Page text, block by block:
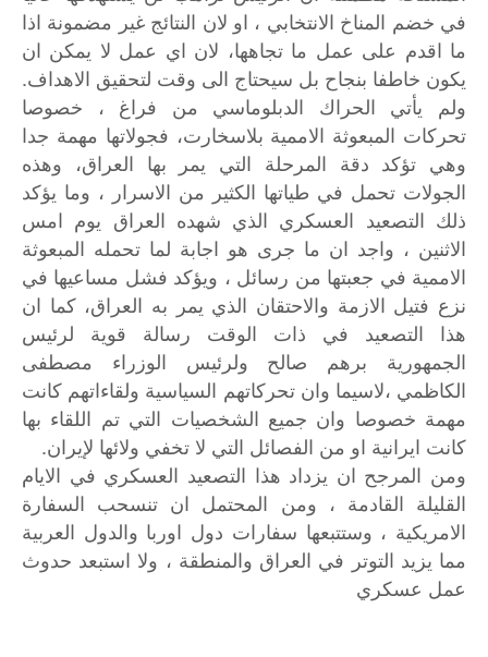
في خضم المناخ الانتخابي ، او لان النتائج غير مضمونة اذا
ما اقدم على عمل ما تجاهها، لان اي عمل لا يمكن ان
يكون خاطفا بنجاح بل سيحتاج الى وقت لتحقيق الاهداف.
ولم يأتي الحراك الدبلوماسي من فراغ ، خصوصا
تحركات المبعوثة الاممية بلاسخارت، فجولاتها مهمة جدا
وهي تؤكد دقة المرحلة التي يمر بها العراق، وهذه
الجولات تحمل في طياتها الكثير من الاسرار ، وما يؤكد
ذلك التصعيد العسكري الذي شهده العراق يوم امس
الاثنين ، واجد ان ما جرى هو اجابة لما تحمله المبعوثة
الاممية في جعبتها من رسائل ، ويؤكد فشل مساعيها في
نزع فتيل الازمة والاحتقان الذي يمر به العراق، كما ان
هذا التصعيد في ذات الوقت رسالة قوية لرئيس
الجمهورية برهم صالح ولرئيس الوزراء مصطفى
الكاظمي ،لاسيما وان تحركاتهم السياسية ولقاءاتهم كانت
مهمة خصوصا وان جميع الشخصيات التي تم اللقاء بها
كانت ايرانية او من الفصائل التي لا تخفي ولائها لإيران.
ومن المرجح ان يزداد هذا التصعيد العسكري في الايام
القليلة القادمة ، ومن المحتمل ان تنسحب السفارة
الامريكية ، وستتبعها سفارات دول اوربا والدول العربية
مما يزيد التوتر في العراق والمنطقة ، ولا استبعد حدوث
عمل عسكري